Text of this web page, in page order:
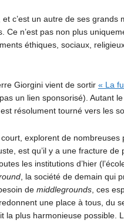
et c’est un autre de ses
Ce n’est pas non plus
éthiques, sociaux,
Giorgini vient de sortir « La
un lien sponsorisé). Autant
résolument tourné vers les
explorent de
est qu’il y a une fracture
les institutions d’hier
, la société de demain qui
de middlegrounds, ces
une place à tous, du
la plus harmonieuse possible.